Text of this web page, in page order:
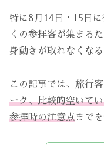
特に8月14日・15日
くの参拝客が集まる
身動きが取れなくな
この記事では、旅行
ーク、比較的空いて
参拝時の注意点まで